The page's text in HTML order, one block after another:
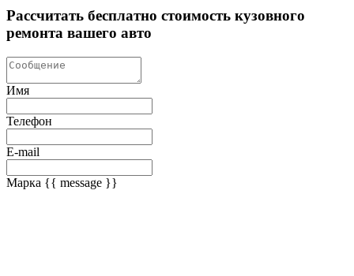
Рассчитать бесплатно стоимость кузовного
ремонта вашего авто
Имя
Телефон
E-mail
Марка {{ message }}